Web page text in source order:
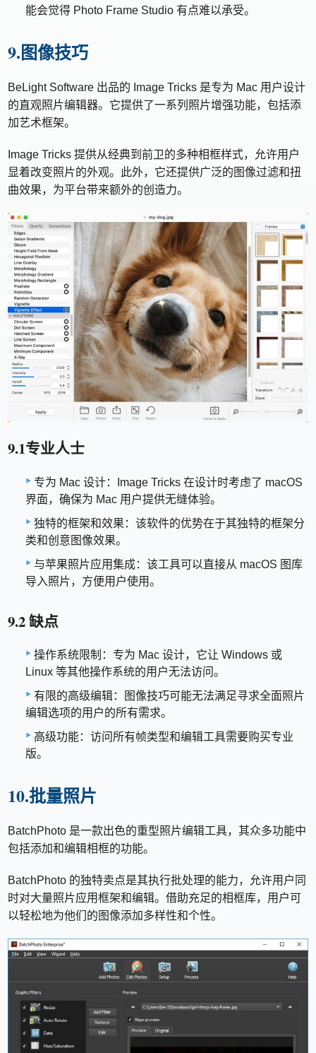
能会觉得 Photo Frame Studio 有点难以承受。
9.图像技巧
BeLight Software 出品的 Image Tricks 是专为 Mac 用户设计
的直观照片编辑器。它提供了一系列照片增强功能，包括添
加艺术框架。
Image Tricks 提供从经典到前卫的多种相框样式，允许用户
显着改变照片的外观。此外，它还提供广泛的图像过滤和扭
曲效果，为平台带来额外的创造力。
9.1专业人士
专为 Mac 设计：Image Tricks 在设计时考虑了 macOS
界面，确保为 Mac 用户提供无缝体验。
独特的框架和效果：该软件的优势在于其独特的框架分
类和创意图像效果。
与苹果照片应用集成：该工具可以直接从 macOS 图库
导入照片，方便用户使用。
9.2 缺点
操作系统限制：专为 ​​Mac 设计，它让 Windows 或
Linux 等其他操作系统的用户无法访问。
有限的高级编辑：图像技巧可能无法满足寻求全面照片
编辑选项的用户的所有需求。
高级功能：访问所有帧类型和编辑工具需要购买专业
版。
10.批量照片
BatchPhoto 是一款出色的重型照片编辑工具，其众多功能中
包括添加和编辑相框的功能。
BatchPhoto 的独特卖点是其执行批处理的能力，允许用户同
时对大量照片应用框架和编辑。借助充足的相框库，用户可
以轻松地为他们的图像添加多样性和个性。